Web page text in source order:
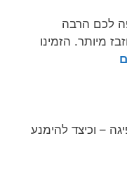
לכם הרבה
מיותר. הזמינו
– וכיצד להימנע